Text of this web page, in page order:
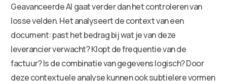
Geavanceerde AI gaat verder dan het controleren van
losse velden. Het analyseert de context van een
document: past het bedrag bij wat je van deze
leverancier verwacht? Klopt de frequentie van de
factuur? Is de combinatie van gegevens logisch? Door
deze contextuele analyse kunnen ook subtielere vormen